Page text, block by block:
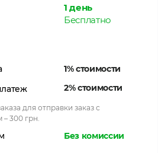
1 день
Бесплатно
1% стоимости
2% стоимости
для отправки заказ с
300 грн.
Без комиссии